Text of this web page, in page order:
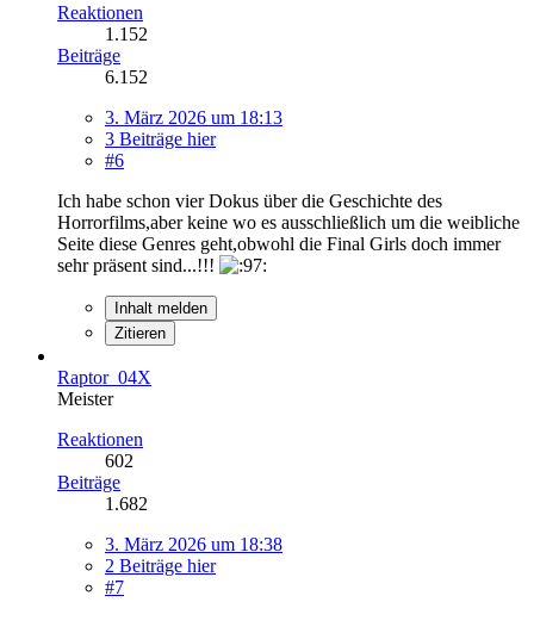
Reaktionen
1.152
Beiträge
6.152
3. März 2026 um 18:13
3 Beiträge hier
#6
Ich habe schon vier Dokus über die Geschichte des
Horrorfilms,aber keine wo es ausschließlich um die weibliche
Seite diese Genres geht,obwohl die Final Girls doch immer
sehr präsent sind...!!!
Inhalt melden
Zitieren
Raptor_04X
Meister
Reaktionen
602
Beiträge
1.682
3. März 2026 um 18:38
2 Beiträge hier
#7